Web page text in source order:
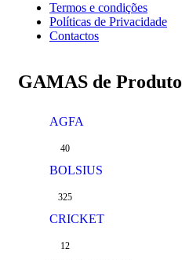
Termos e condições
Políticas de Privacidade
Contactos
GAMAS de Produto
AGFA
40
BOLSIUS
325
CRICKET
12